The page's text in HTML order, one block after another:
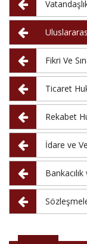
Fikri Ve
Ticaret
Rekabet
İdare ve